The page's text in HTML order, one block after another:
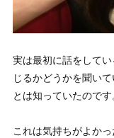
実は最初に話をして
じるかどうかを聞い
とは知っていたのです
これは気持ちがよかっ